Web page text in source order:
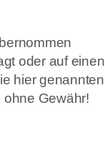
oder auf einen
hier genannten
Gewähr!